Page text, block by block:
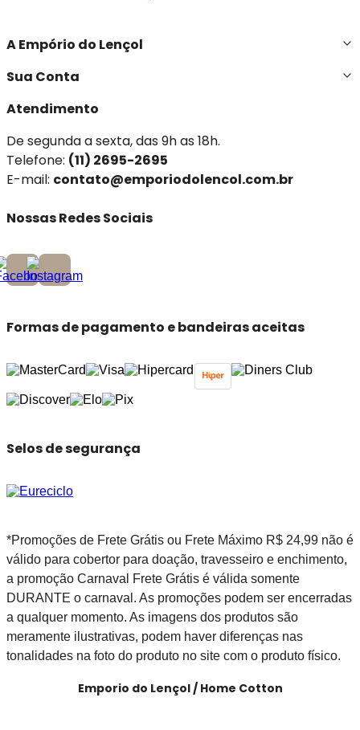
A Empório do Lençol
Sua Conta
Atendimento
De segunda a sexta, das 9h as 18h.
Telefone: (11) 2695-2695
E-mail: contato@emporiodolencol.com.br
Nossas Redes Sociais
Formas de pagamento e bandeiras aceitas
Selos de segurança
*Promoções de Frete Grátis ou Frete Máximo R$ 24,99 não é
válido para cobertor para doação, travesseiro e enchimento,
a promoção Carnaval Frete Grátis é válida somente
DURANTE o carnaval. As promoções podem ser encerradas
a qualquer momento. As imagens dos produtos são
meramente ilustrativas, podem haver diferenças nas
tonalidades na foto do produto no site com o produto físico.
Emporio do Lençol / Home Cotton